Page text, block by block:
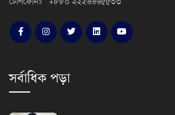
সর্বাধিক পড়া